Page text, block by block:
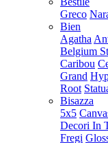
Greco
Bien
Agatha
Belgium
Caribou
Grand
Root
Bisazza
5x5
Decori In
Fregi